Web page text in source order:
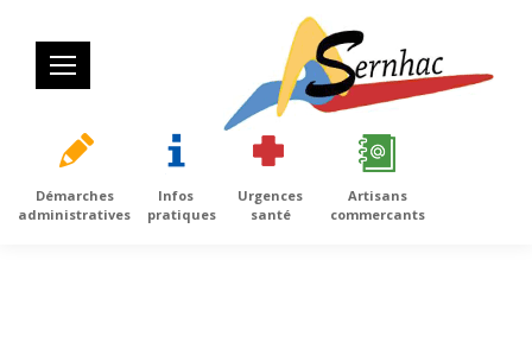
Démarches
administratives
Infos
pratiques
Urgences
santé
Artisans
commercants